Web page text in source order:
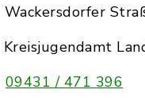
Wackersdorfer
Kreisjugendamt
09431 / 471 396